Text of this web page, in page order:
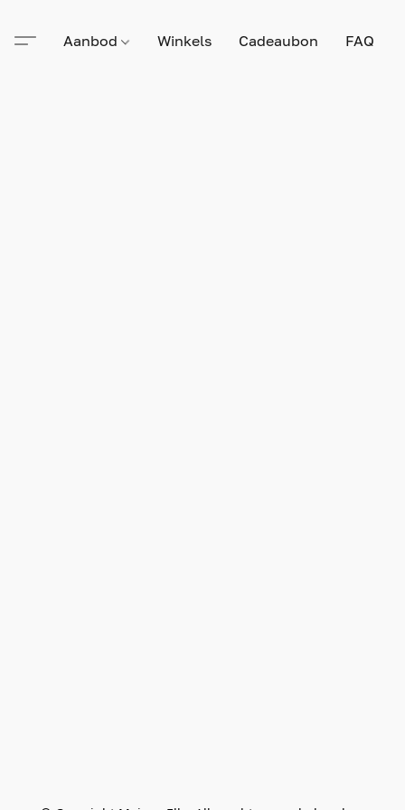
Aanbod Winkels Cadeaubon FAQ